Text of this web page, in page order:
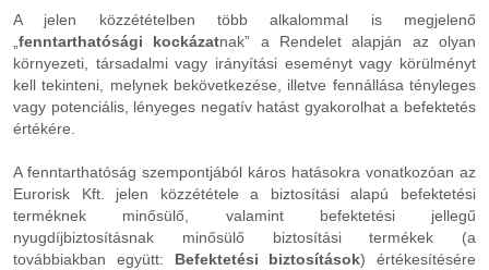
A jelen közzétételben több alkalommal is megjelenő
fenntarthatósági kockázatnak” a Rendelet alapján az olyan
környezeti, társadalmi vagy irányítási eseményt vagy körülményt
kell tekinteni, melynek bekövetkezése, illetve fennállása tényleges
vagy potenciális, lényeges negatív hatást gyakorolhat a befektetés
értékére.
A fenntarthatóság szempontjából káros hatásokra vonatkozóan az
Eurorisk Kft. jelen közzététele a biztosítási alapú befektetési
terméknek minősülő, valamint befektetési jellegű
nyugdíjbiztosításnak minősülő biztosítási termékek (a
továbbiakban együtt: Befektetési biztosítások) értékesítésére